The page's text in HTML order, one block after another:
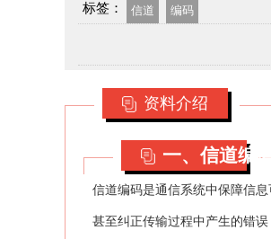
标签： 信道 编码
资料介绍
一、信道编
信道编码是通信系统中保障信
甚至纠正传输过程中产生的错